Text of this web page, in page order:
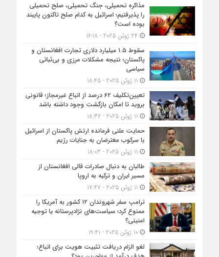
مذاکره تحمیلی، جنگ تحمیلی، صلح تحمیلی
را پذیرفتیم؛ اسرائیل به کدام صلح تاکنون پایبند
بوده است؟
سقوط ۱.۵ میلیارد دلاری تجارت افغانستان و
پاکستان؛ نتیجه مشکلات مرزی و بی‌ثباتی
سیاسی
تعیین‌تکلیف ۶۲ درصد از اتباع غیرمجاز؛ قانونی
بروید تا امکان بازگشت وجود داشته باشد
حمایت علنی فرمانده ارتش پاکستان از اسرائیل
با سرکوب معترضان به جنایات رژیم
طالبان به دنبال صادرات قالی افغانستان از
مسیر ایران و ترکیه به اروپا
ترامپ سفر شهروندان ۱۲ کشور به آمریکا را
ممنوع کرد؛ سیاست‌های نژادپرستانه یا توجیه
امنیتی؟
10 ژوئن 2025 - 19:41
لغو الزام دریافت تثبیت هویت برای اتباع؛